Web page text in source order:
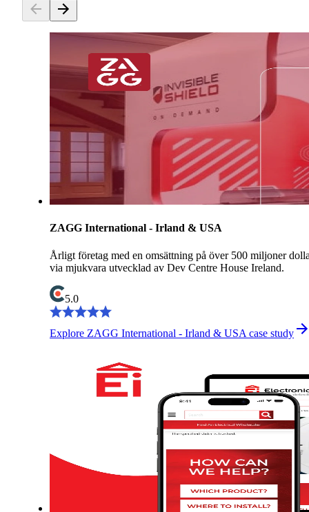
ZAGG International - Irland & USA
Årligt företag med en omsättning på över 500 miljoner
via mjukvara utvecklad av Dev Centre House Ireland.
5.0
Explore ZAGG International - Irland & USA case study